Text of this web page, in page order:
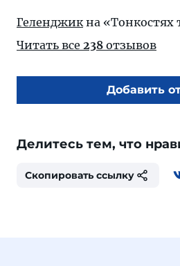
Геленджикна «Тонкостях
Читать все 238 отзывов
Добавить
Делитесь тем, что
Скопировать ссылку